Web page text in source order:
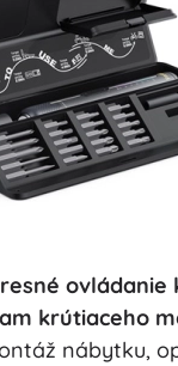
ovládanie
krútiaceho
nábytku,